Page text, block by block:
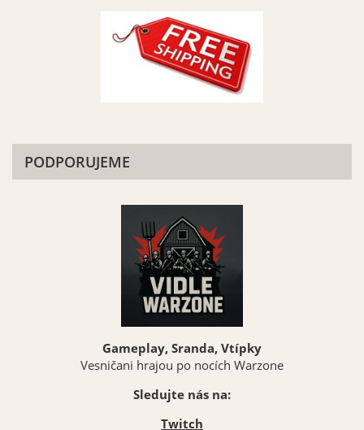
PODPORUJEME
Gameplay, Sranda, Vtípky
Vesničani hrajou po nocích Warzone
Sledujte nás na:
Twitch